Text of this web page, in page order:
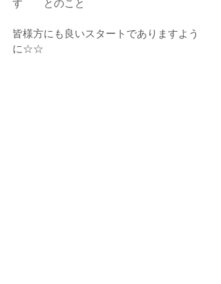
す　　とのこと
皆様方にも良いスタートでありますよう
に☆☆